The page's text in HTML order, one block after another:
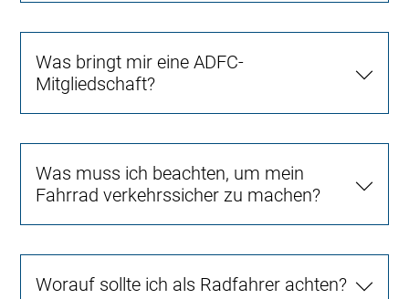
Was bringt mir eine ADFC-
Mitgliedschaft?
Was muss ich beachten, um mein
Fahrrad verkehrssicher zu machen?
Worauf sollte ich als Radfahrer achten?